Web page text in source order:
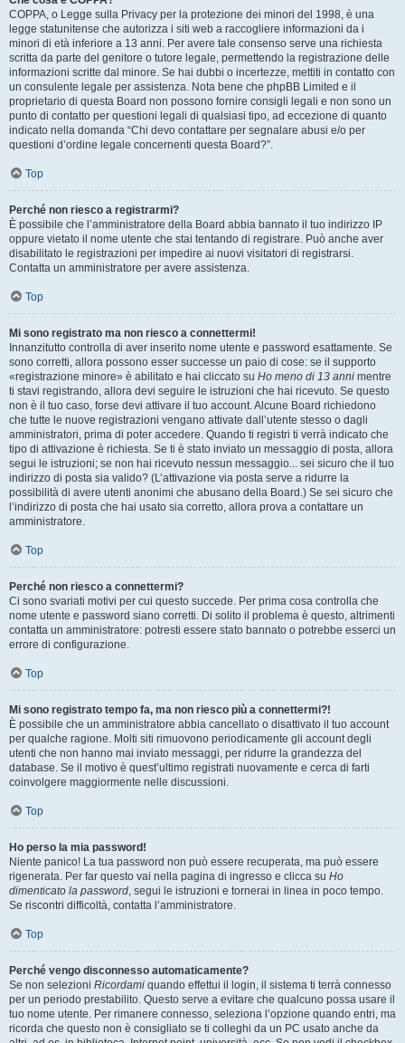
COPPA, o Legge sulla Privacy per la protezione dei minori del 1998, è una
legge statunitense che autorizza i siti web a raccogliere informazioni da i
minori di età inferiore a 13 anni. Per avere tale consenso serve una richiesta
scritta da parte del genitore o tutore legale, permettendo la registrazione delle
informazioni scritte dal minore. Se hai dubbi o incertezze, mettiti in contatto con
un consulente legale per assistenza. Nota bene che phpBB Limited e il
proprietario di questa Board non possono fornire consigli legali e non sono un
punto di contatto per questioni legali di qualsiasi tipo, ad eccezione di quanto
indicato nella domanda “Chi devo contattare per segnalare abusi e/o per
questioni d’ordine legale concernenti questa Board?”.
Top
Perché non riesco a registrarmi?
È possibile che l’amministratore della Board abbia bannato il tuo indirizzo IP
oppure vietato il nome utente che stai tentando di registrare. Può anche aver
disabilitato le registrazioni per impedire ai nuovi visitatori di registrarsi.
Contatta un amministratore per avere assistenza.
Top
Mi sono registrato ma non riesco a connettermi!
Innanzitutto controlla di aver inserito nome utente e password esattamente. Se
sono corretti, allora possono esser successe un paio di cose: se il supporto
«registrazione minore» è abilitato e hai cliccato su Ho meno di 13 anni mentre
ti stavi registrando, allora devi seguire le istruzioni che hai ricevuto. Se questo
non è il tuo caso, forse devi attivare il tuo account. Alcune Board richiedono
che tutte le nuove registrazioni vengano attivate dall’utente stesso o dagli
amministratori, prima di poter accedere. Quando ti registri ti verrà indicato che
tipo di attivazione è richiesta. Se ti è stato inviato un messaggio di posta, allora
segui le istruzioni; se non hai ricevuto nessun messaggio... sei sicuro che il tuo
indirizzo di posta sia valido? (L’attivazione via posta serve a ridurre la
possibilità di avere utenti anonimi che abusano della Board.) Se sei sicuro che
l’indirizzo di posta che hai usato sia corretto, allora prova a contattare un
amministratore.
Top
Perché non riesco a connettermi?
Ci sono svariati motivi per cui questo succede. Per prima cosa controlla che
nome utente e password siano corretti. Di solito il problema è questo, altrimenti
contatta un amministratore: potresti essere stato bannato o potrebbe esserci un
errore di configurazione.
Top
Mi sono registrato tempo fa, ma non riesco più a connettermi?!
È possibile che un amministratore abbia cancellato o disattivato il tuo account
per qualche ragione. Molti siti rimuovono periodicamente gli account degli
utenti che non hanno mai inviato messaggi, per ridurre la grandezza del
database. Se il motivo è quest’ultimo registrati nuovamente e cerca di farti
coinvolgere maggiormente nelle discussioni.
Top
Ho perso la mia password!
Niente panico! La tua password non può essere recuperata, ma può essere
rigenerata. Per far questo vai nella pagina di ingresso e clicca su Ho
dimenticato la password, segui le istruzioni e tornerai in linea in poco tempo.
Se riscontri difficoltà, contatta l’amministratore.
Top
Perché vengo disconnesso automaticamente?
Se non selezioni Ricordami quando effettui il login, il sistema ti terrà connesso
per un periodo prestabilito. Questo serve a evitare che qualcuno possa usare il
tuo nome utente. Per rimanere connesso, seleziona l’opzione quando entri, ma
ricorda che questo non è consigliato se ti colleghi da un PC usato anche da